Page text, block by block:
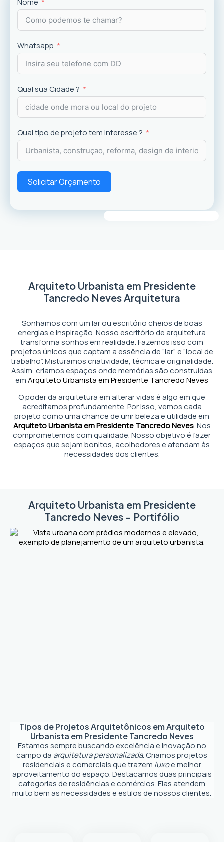
experiência dos usuários.
Nome
Whatsapp
Qual sua Cidade ?
Qual tipo de projeto tem interesse ?
Solicitar Orçamento
Arquiteto Urbanista em Presidente
Tancredo Neves Arquitetura
Sonhamos com um lar ou escritório cheios de boas
energias e inspiração. Nosso escritório de arquitetura
transforma sonhos em realidade. Fazemos isso com
projetos únicos que captam a essência de “lar” e “local de
trabalho”. Misturamos criatividade, técnica e originalidade.
Assim, criamos espaços onde memórias são construídas
emArquiteto Urbanista em Presidente Tancredo Neves
O poder da arquitetura em alterar vidas é algo em que
acreditamos profundamente. Por isso, vemos cada
projeto como uma chance de unir beleza e utilidade em
Arquiteto Urbanista em Presidente Tancredo Neves. Nos
comprometemos com qualidade. Nosso objetivo é fazer
espaços que sejam bonitos, acolhedores e atendam às
necessidades dos clientes.
Arquiteto Urbanista em Presidente
Tancredo Neves - Portifólio
Tipos de Projetos Arquitetônicos emArquiteto
Urbanista em Presidente Tancredo Neves
Estamos sempre buscando excelência e inovação no
campo da arquitetura personalizada. Criamos projetos
residenciais e comerciais que trazem luxoe melhor
aproveitamento do espaço. Destacamos duas principais
categorias de residências e comércios. Elas atendem
muito bem as necessidades e estilos de nossos clientes.